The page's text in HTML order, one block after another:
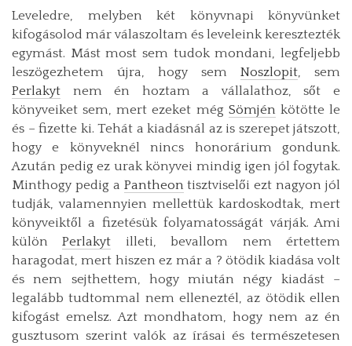
Leveledre, melyben két könyvnapi könyvünket
kifogásolod már válaszoltam és leveleink keresztezték
egymást. Mást most sem tudok mondani, legfeljebb
leszögezhetem újra, hogy sem Noszlopit, sem
Perlakyt nem én hoztam a vállalathoz, sőt e
könyveiket sem, mert ezeket még Sömjén kötötte le
és – fizette ki. Tehát a kiadásnál az is szerepet játszott,
hogy e könyveknél nincs honorárium gondunk.
Azután pedig ez urak könyvei mindig igen jól fogytak.
Minthogy pedig a Pantheon tisztviselői ezt nagyon jól
tudják, valamennyien mellettük kardoskodtak, mert
könyveiktől a fizetésük folyamatosságát várják. Ami
különPerlakyt illeti, bevallom nem értettem
haragodat, mert hiszen ez már a ? ötödik kiadása volt
és nem sejthettem, hogy miután négy kiadást –
legalább tudtommal nem elleneztél, az ötödik ellen
kifogást emelsz. Azt mondhatom, hogy nem az én
gusztusom szerint valók az írásai és természetesen